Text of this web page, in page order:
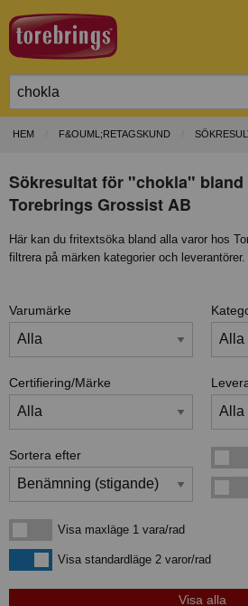
HEM F&OUML;RETAGSKUND
Sökresultat för "chokla"
Torebrings Grossist AB
Här kan du fritextsöka bland alla varor hos
filtrera på märken kategorier och leverantörer.
Varumärke
Certifiering/Märke
Sortera efter Bara
Bara
Visa maxläge 1 vara/rad
Visa maxläge 1 vara/rad
Visa standardlägeVisa standardläge 2 varor/rad